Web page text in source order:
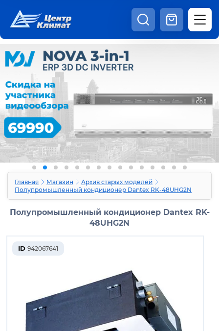
Каталог
Статьи
Наши работы Отзывы
Доставка и оплата Оферта
Контакты
8:00 - 20:00 Шоурум
Главная Магазин
Архив старых моделей
Полупромышленный кондиционер Dantex RK-48UHG2N
Полупромышленный кондиционер Dantex RK-
48UHG2N
ID 942067641